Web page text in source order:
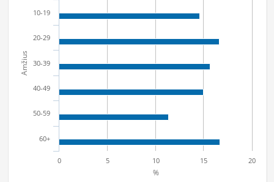
Amžius
%
10-19
20-29
30-39
40-49
50-59
60+
0 5 10 15 20